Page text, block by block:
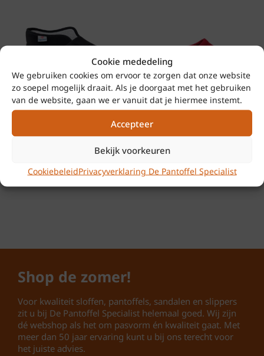
Cookie mededeling
We gebruiken cookies om ervoor te zorgen dat onze website
zo soepel mogelijk draait. Als je doorgaat met het gebruiken
van de website, gaan we er vanuit dat je hiermee instemt.
Accepteer
Bekijk voorkeuren
CookiebeleidPrivacyverklaring De Pantoffel Specialist
pasvorm en duurzame kwaliteit — ideaal voor
dagelijks gebruik, vakantie of een zomerse
✔ Belangrijkste kenmerken
Merk:Rohde
6336
Type:dames sandalen
Kleur:zwart (90)
hoogwaardig leer
Voering:ademend leer
Sluiting:verstelbaar klittenband
Seizoen:lente / zomer 2026
✔ Waarom kiezen voor de Rohde
6336 sandalen?
Comfortabele
Merken
Kleur
Zwart
Leer
VAROMED 60920 60
Dames en Heren
99,95
Rohde 2291 43
Pantoffels Open Rood
Textiel Dames
€39,95
Shop de zomer!
Voor kwaliteit sloffen, pantoffels, sandalen en slippers
zit u bij De Pantoffel Specialist helemaal goed. Wij zijn
dé webshop als het om pasvorm én kwaliteit gaat. Met
meer dan 50 jaar ervaring kunt u bij ons terecht voor
het juiste advies.